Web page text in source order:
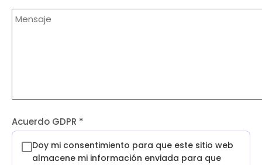
Acuerdo GDPR *
Doy mi consentimiento para que este sitio web
almacene mi información enviada para que